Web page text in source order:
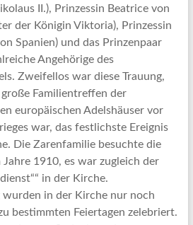
II.), Prinzessin Beatrice von
der Königin Viktoria), Prinzessin
Spanien) und das Prinzenpaar
Angehörige des
Zweifellos war diese Trauung,
Familientreffen der
europäischen Adelshäuser vor
war, das festlichste Ereignis
Die Zarenfamilie besuchte die
1910, es war zugleich der
in der Kirche.
wurden in der Kirche nur noch
bestimmten Feiertagen zelebriert.